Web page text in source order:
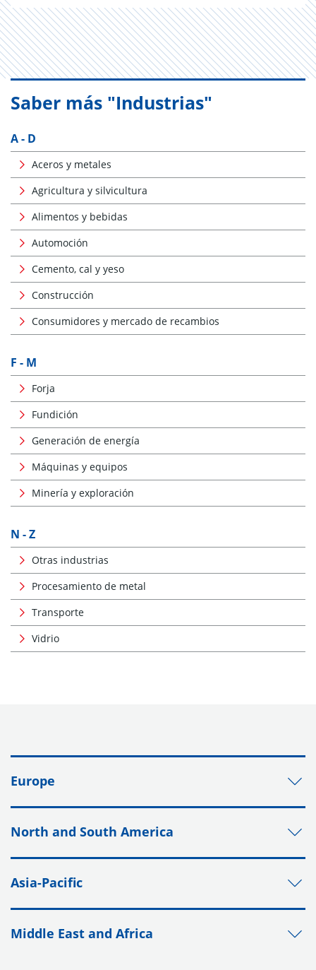
Saber más "Industrias"
A - D
Aceros y metales
Agricultura y silvicultura
Alimentos y bebidas
Automoción
Cemento, cal y yeso
Construcción
Consumidores y mercado de recambios
F - M
Forja
Fundición
Generación de energía
Máquinas y equipos
Minería y exploración
N - Z
Otras industrias
Procesamiento de metal
Transporte
Vidrio
Europe
North and South America
Asia-Pacific
Middle East and Africa